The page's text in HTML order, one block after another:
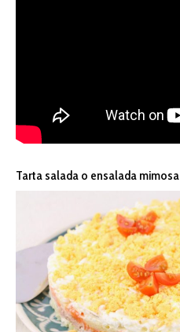
Tarta salada o ensalada mimosa